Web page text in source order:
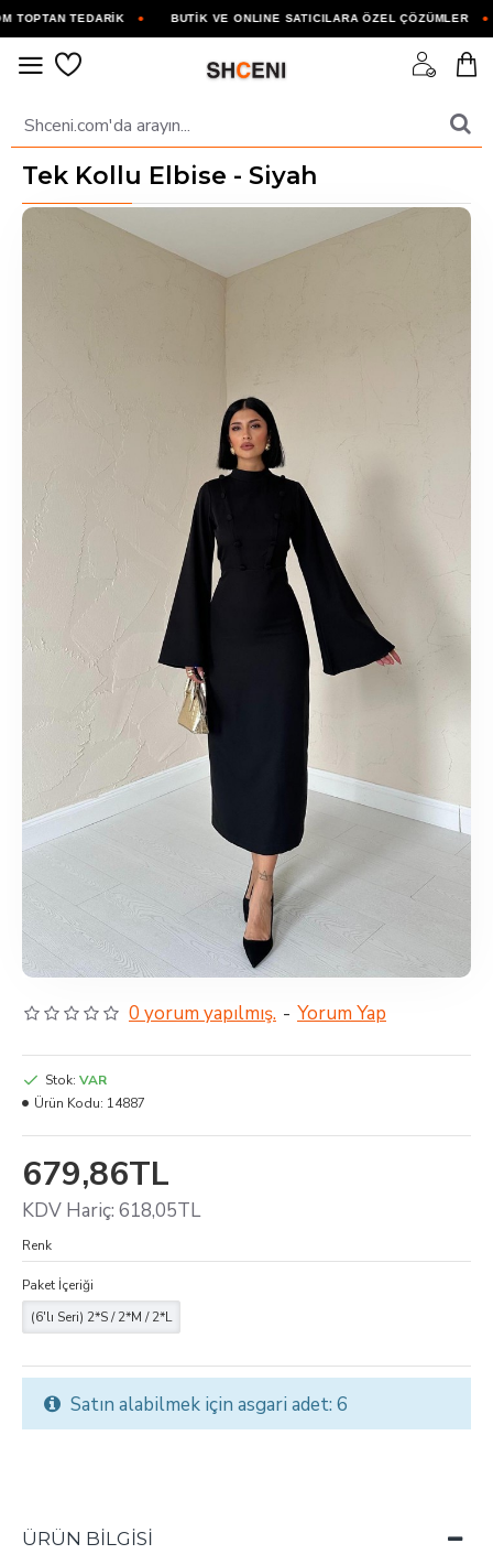
TEDARİK BUTİK VE ONLINE SATICILARA ÖZEL ÇÖZÜMLER
Tek Kollu Elbise - Siyah
0 yorum yapılmış. - Yorum Yap
679,86TL
KDV Hariç: 618,05TL
Stok: VAR
Ürün Kodu: 14887
Renk
Paket İçeriği
(6'lı Seri) 2*S / 2*M / 2*L
Satın alabilmek için asgari adet: 6
ÜRÜN BILGISI